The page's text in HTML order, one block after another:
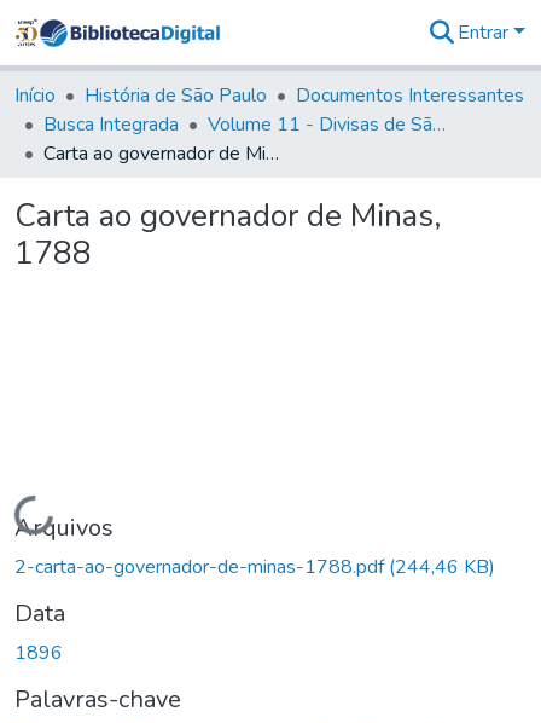
&
Coleções
Tudo na
Biblioteca
Estatísticas
Entrar
Início História de São Paulo
Documentos Interessantes
Busca Integrada
Volume 11 - Divisas de São Paulo e Minas Gerais
Carta ao governador de Minas, 1788
Carta ao governador de Minas,
1788
Carregando...
Arquivos
2-carta-ao-governador-de-minas-1788.pdf(244,46 KB)
Data
1896
Palavras-chave